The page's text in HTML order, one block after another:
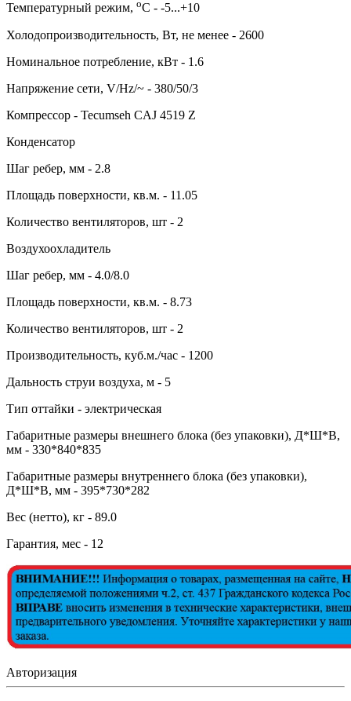
Температурный режим, оС - -5...+10
Холодопроизводительность, Вт, не менее - 2600
Номинальное потребление, кВт - 1.6
Напряжение сети, V/Hz/~ - 380/50/3
Компрессор - Tecumseh CAJ 4519 Z
Конденсатор
Шаг ребер, мм - 2.8
Площадь поверхности, кв.м. - 11.05
Количество вентиляторов, шт - 2
Воздухоохладитель
Шаг ребер, мм - 4.0/8.0
Площадь поверхности, кв.м. - 8.73
Количество вентиляторов, шт - 2
Производительность, куб.м./час - 1200
Дальность струи воздуха, м - 5
Тип оттайки - электрическая
Габаритные размеры внешнего блока (без упаковки), Д*Ш*В,
мм - 330*840*835
Габаритные размеры внутреннего блока (без упаковки),
Д*Ш*В, мм - 395*730*282
Вес (нетто), кг - 89.0
Гарантия, мес - 12
Авторизация